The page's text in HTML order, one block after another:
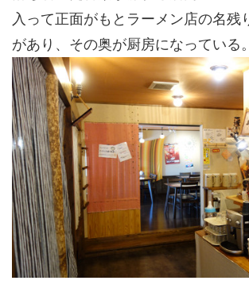
入って正面がもとラーメン店の名残
があり、その奥が厨房になっている。